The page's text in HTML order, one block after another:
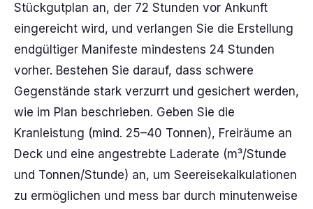
Stückgutplan an, der 72 Stunden vor Ankunft
eingereicht wird, und verlangen Sie die Erstellung
endgültiger Manifeste mindestens 24 Stunden
vorher. Bestehen Sie darauf, dass schwere
Gegenstände stark verzurrt und gesichert werden,
wie im Plan beschrieben. Geben Sie die
Kranleistung (mind. 25–40 Tonnen), Freiräume an
Deck und eine angestrebte Laderate (m³/Stunde
und Tonnen/Stunde) an, um Seereisekalkulationen
zu ermöglichen und mess bar durch minutenweise